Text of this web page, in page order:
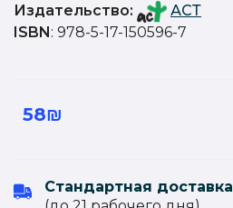
Издательство:
АСТ
ISBN: 978-5-17-150596-7
58₪
Стандартная доставка